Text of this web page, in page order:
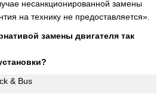
несанкционированной замены
на технику не предоставляется».
замены двигателя так
& Bus